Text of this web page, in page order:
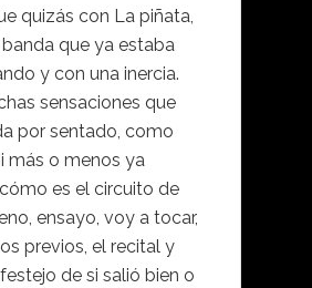
quizás con La piñata,
que ya estaba
y con una inercia.
sensaciones que
por sentado, como
más o menos ya
es el circuito de
ensayo, voy a tocar,
previos, el recital y
de si salió bien o